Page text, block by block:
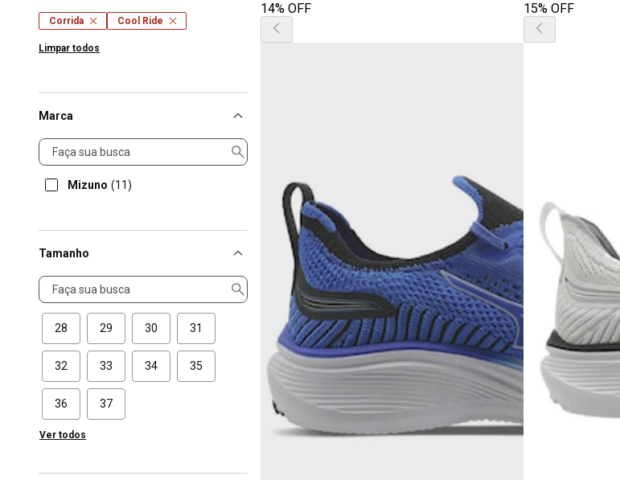
Corrida Cool Ride
Limpar todos
Marca
Marca
Mizuno (11)
Tamanho
Tamanho
28 29 30 31
32 33 34 35
36 37
Ver todos
14% OFF 15% OFF